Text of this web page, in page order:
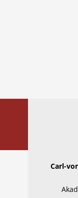
Carl-